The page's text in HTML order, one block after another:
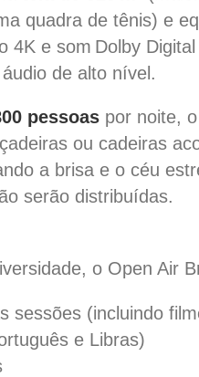
quadra de tênis) e
4K e som Dolby
de alto nível.
pessoas por noite,
ou cadeiras
a brisa e o céu
serão distribuídas.
o Open Air
sessões (incluindo
e Libras)